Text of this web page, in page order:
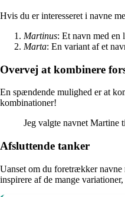
Hvis du er interesseret i navne
Martinus: Et navn med en
Marta: En variant af et
Overvej at kombinere
En spændende mulighed er at
kombinationer!
Jeg valgte navnet Martine
Afsluttende tanker
Uanset om du foretrækker
inspirere af de mange